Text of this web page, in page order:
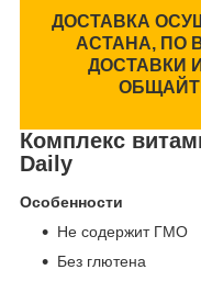
ДОСТАВКА
АСТАНА, ПО
ДОСТАВКИ
Комплекс
Daily
Особенности
Не содержит ГМО
Без глютена